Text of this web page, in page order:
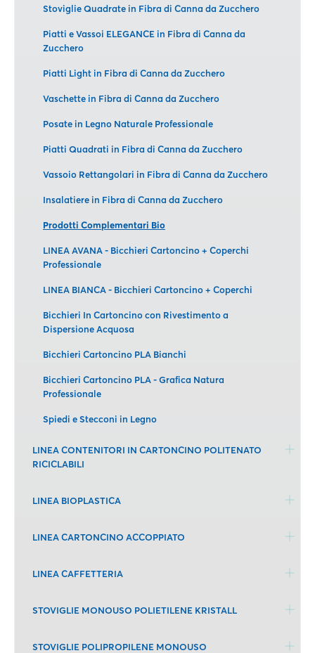
Stoviglie Quadrate in Fibra di Canna da Zucchero
Piatti e Vassoi ELEGANCE in Fibra di Canna da
Zucchero
Piatti Light in Fibra di Canna da Zucchero
Vaschette in Fibra di Canna da Zucchero
Posate in Legno Naturale Professionale
Piatti Quadrati in Fibra di Canna da Zucchero
Vassoio Rettangolari in Fibra di Canna da Zucchero
Insalatiere in Fibra di Canna da Zucchero
Prodotti Complementari Bio
LINEA AVANA - Bicchieri Cartoncino + Coperchi
Professionale
LINEA BIANCA - Bicchieri Cartoncino + Coperchi
Bicchieri In Cartoncino con Rivestimento a
Dispersione Acquosa
Bicchieri Cartoncino PLA Bianchi
Bicchieri Cartoncino PLA - Grafica Natura
Professionale
Spiedi e Stecconi in Legno
LINEA CONTENITORI IN CARTONCINO POLITENATO
RICICLABILI
LINEA BIOPLASTICA
LINEA CARTONCINO ACCOPPIATO
LINEA CAFFETTERIA
STOVIGLIE MONOUSO POLIETILENE KRISTALL
STOVIGLIE POLIPROPILENE MONOUSO